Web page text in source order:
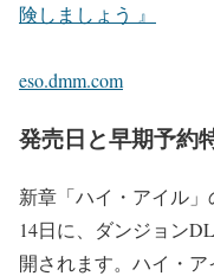
険しましょう 』
eso.dmm.com
発売日と早期予約
新章「ハイ・アイル
14日に、ダンジョン
開されます。ハイ・